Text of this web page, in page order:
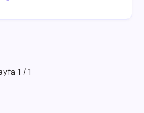
1 / 1